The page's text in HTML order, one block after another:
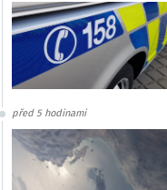
před 5 hodinami